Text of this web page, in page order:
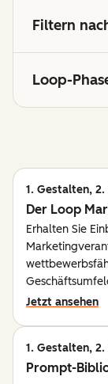
Filtern
Loop-
1. Gestalten,
Der Loop
Erhalten Sie
Jetzt ansehen
1. Gestalten,
Prompt-